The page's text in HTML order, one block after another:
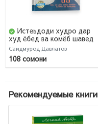
Истеьдоди худро дар
худ ёбед ва комёб шавед
Саидмурод Давлатов
108 сомони
Рекомендуемые